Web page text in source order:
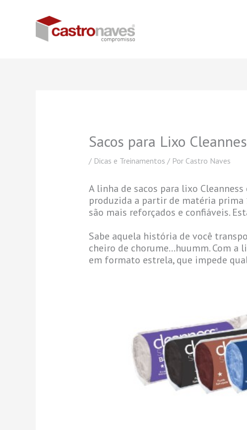
Sacos para Lixo
/ Dicas e Treinamentos / Por Castro Naves
A linha de sacos para lixo
produzida a partir de matéria prima
são mais reforçados e confiáveis.
Sabe aquela história de você
cheiro de chorume…huumm. Com a
em formato estrela, que impede